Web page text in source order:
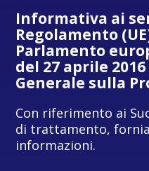
Informativa ai
Regolamento
Parlamento
del 27 aprile
Generale sulla
Con riferimento ai
di trattamento,
informazioni.